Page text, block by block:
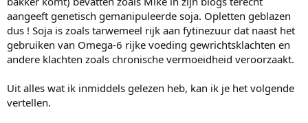
aangeeft genetisch gemanipuleerde soja. Opletten geblazen
dus ! Soja is zoals tarwemeel rijk aan fytinezuur dat naast het
gebruiken van Omega-6 rijke voeding gewrichtsklachten en
andere klachten zoals chronische vermoeidheid veroorzaakt.
Uit alles wat ik inmiddels gelezen heb, kan ik je het volgende
vertellen.